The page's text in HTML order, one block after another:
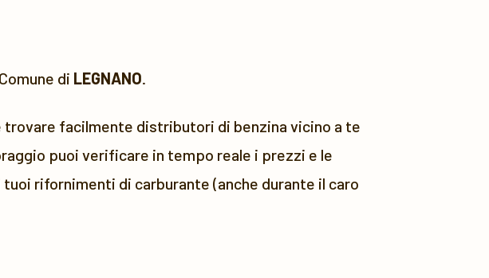
di LEGNANO.
trovare facilmente distributori di benzina vicino a te
puoi verificare in tempo reale i prezzi e le
rifornimenti di carburante (anche durante il caro